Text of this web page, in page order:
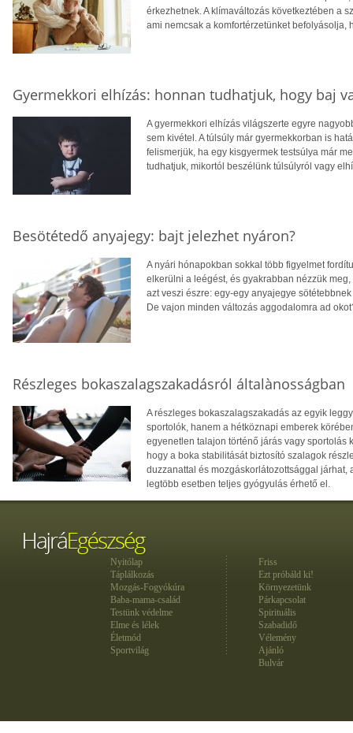
érkezhetnek. A klímaváltozás következtében a
ami nemcsak a komfortérzetünket
Gyermekkori elhízás: honnan tudhatjuk, hogy baj
A gyermekkori elhízás világszerte egyre
sem kivétel. A túlsúly már gyermekkorban is
felismerjük, ha egy kisgyermek testsúlya már
tudhatjuk, mikortól beszélünk túlsúlyról vagy
Besötétedő anyajegy: bajt jelezhet nyáron?
A nyári hónapokban sokkal több figyelmet
elkerülni a leégést, és gyakrabban nézzük
azt veszi észre: egy-egy anyajegye
De vajon minden változás aggodalomra ad
Részleges bokaszalagszakadásról általànosságban
A részleges bokaszalagszakadás az egyik
sportolók, hanem a hétköznapi emberek
egyenetlen talajon történő járás vagy
hogy a boka stabilitását biztosító szalagok
duzzanattal és mozgáskorlátozottsággal
legtöbb esetben teljes gyógyulás érhető el.
Nyitólap
Táplálkozás
Mozgás-Fogyókúra
Baba-mama-család
Testünk védelme
Elme és lélek
Életmód
Sportvilág
Friss
Ezt próbáld ki!
Környezetünk
Párkapcsolat
Spirituális
Szabadidő
Vélemény
Ajánló
Bulvár